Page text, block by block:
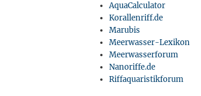
AquaCalculator
Korallenriff.de
Marubis
Meerwasser-Lexikon
Meerwasserforum
Nanoriffe.de
Riffaquaristikforum